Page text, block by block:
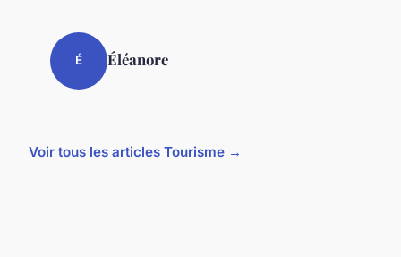
É Éléanore
Voir tous les articles Tourisme →